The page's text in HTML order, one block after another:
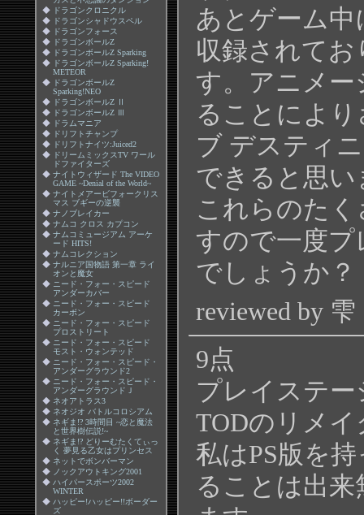
◆ ドラゴンクロニクル
◆ ドラゴンシャドウスペル
◆ ドラゴンフォース
◆ ドラゴンボールZ
◆ ドラゴンボールZ Sparking
◆ ドラゴンボールZ Sparking!
METEOR
◆ ドラゴンボールZ
Sparking!NEO
◆ ドラゴンボールZ Ⅱ
◆ ドラゴンボールZ Ⅲ
◆ ドラムマニア
◆ ドリフトチャンプ
◆ ドリフトナイツ:Juiced2
◆ ドリームミックスTV ワール
ドファイターズ
◆ ナイトウィザード The VIDEO
GAME ~Denial of the World~
◆ ナイトメアービフォークリス
マス ブギーの逆襲
◆ ナノブレイカー
◆ ナムコ クロス カプコン
◆ ナムコミュージアム アーケ
ード HITS!
◆ ナムコレクション
◆ ナルニア国物語 第一章 ライ
オンと魔女
◆ ニード・フォー・スピード
アンダーカバー
◆ ニード・フォー・スピード
カーボン
◆ ニード・フォー・スピード
プロストリート
◆ ニード・フォー・スピード
モスト・ウォンテッド
◆ ニード・フォー・スピード・
アンダーグラウンド2
◆ ニード・フォー・スピード・
アンダーグラウンドＪ
◆ ネオアトラス3
◆ ネオジオ バトルコロシアム
◆ ネギま!? 3時間目 ~恋と魔法
と世界樹伝説!~
◆ ネギま!? どりーむたくてぃっ
く 夢見る乙女はプリンセス
◆ ネットでボンバーマン
◆ ノックアウトキング2001
◆ ハイパースポーツ2002
WINTER
◆ ハッピー!ハッピー!!ボーダー
ズ
あとゲーム
収録されて
す。アニメ
ることによ
ブ デスティ
できると思い
これらのた
すので一度
でしょうか？
reviewed by 雫
9点
プレイステ
TODのリメ
私はPS版を
ることは出